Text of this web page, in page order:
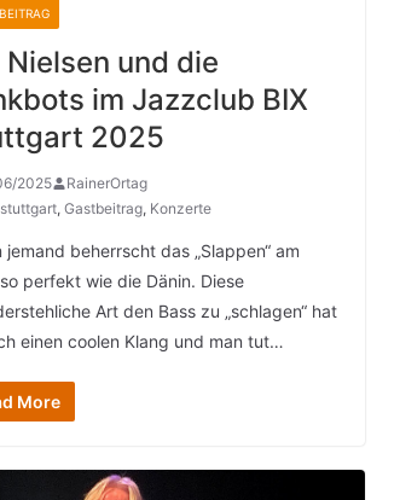
Nielsen und die
im Jazzclub BIX
2025
2025
RainerOrtag
, Gastbeitrag, Konzerte
jemand beherrscht das „Slappen“ am
perfekt wie die Dänin. Diese
Art den Bass zu „schlagen“ hat
einen coolen Klang und man tut…
More